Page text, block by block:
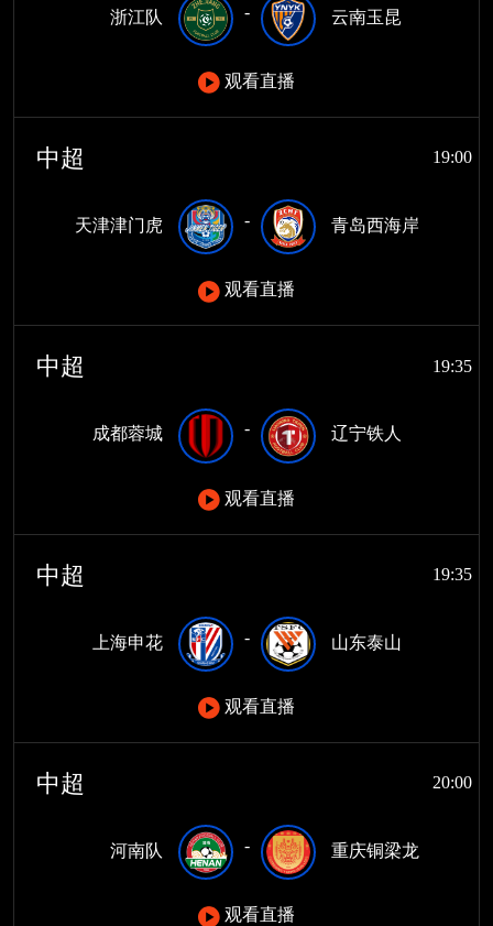
浙江队 - 云南玉昆
观看直播
中超 19:00
天津津门虎 - 青岛西海岸
观看直播
中超 19:35
成都蓉城 - 辽宁铁人
观看直播
中超 19:35
上海申花 - 山东泰山
观看直播
中超 20:00
河南队 - 重庆铜梁龙
观看直播